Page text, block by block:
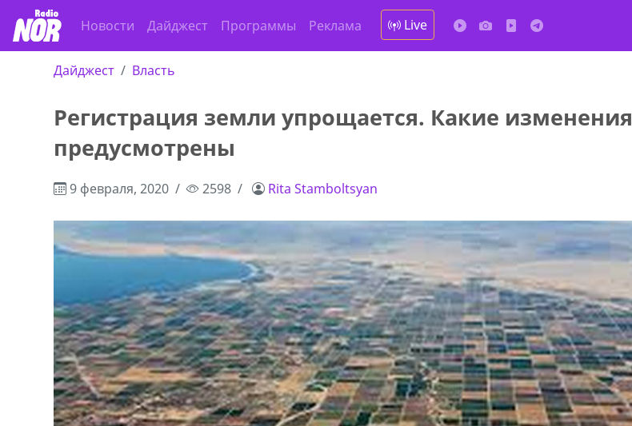
Новости Дайджест Программы Реклама Live
Дайджест Власть
Регистрация земли упрощается. Какие изменения
предусмотрены
9 февраля, 2020 2598 Rita Stamboltsyan